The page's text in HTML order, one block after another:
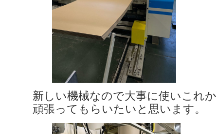
新しい機械なので大事に使いこれ
頑張ってもらいたいと思います。